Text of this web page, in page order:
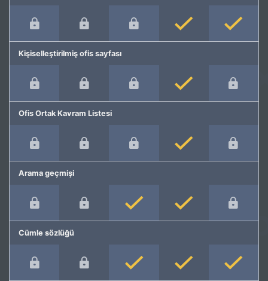
Kişiselleştirilmiş ofis sayfası
Ofis Ortak Kavram Listesi
Arama geçmişi
Cümle sözlüğü